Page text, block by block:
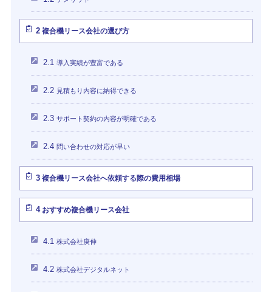
2複合機リース会社の選び方
2.1 導入実績が豊富である
2.2 見積もり内容に納得できる
2.3 サポート契約の内容が明確である
2.4 問い合わせの対応が早い
3複合機リース会社へ依頼する際の費用相場
4おすすめ複合機リース会社
4.1 株式会社庚伸
4.2 株式会社デジタルネット